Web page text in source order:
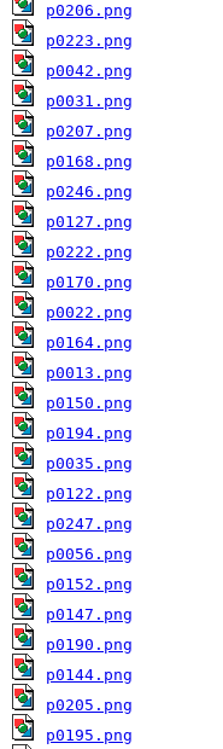
p0206.png
p0223.png
p0042.png
p0031.png
p0207.png
p0168.png
p0246.png
p0127.png
p0222.png
p0170.png
p0022.png
p0164.png
p0013.png
p0150.png
p0194.png
p0035.png
p0122.png
p0247.png
p0056.png
p0152.png
p0147.png
p0190.png
p0144.png
p0205.png
p0195.png